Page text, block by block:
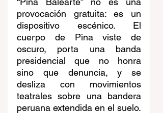
provocación gratuita: es un
dispositivo escénico. El
cuerpo de Pina viste de
oscuro, porta una banda
presidencial que no honra
sino que denuncia, y se
desliza con movimientos
teatrales sobre una bandera
peruana extendida en el suelo.